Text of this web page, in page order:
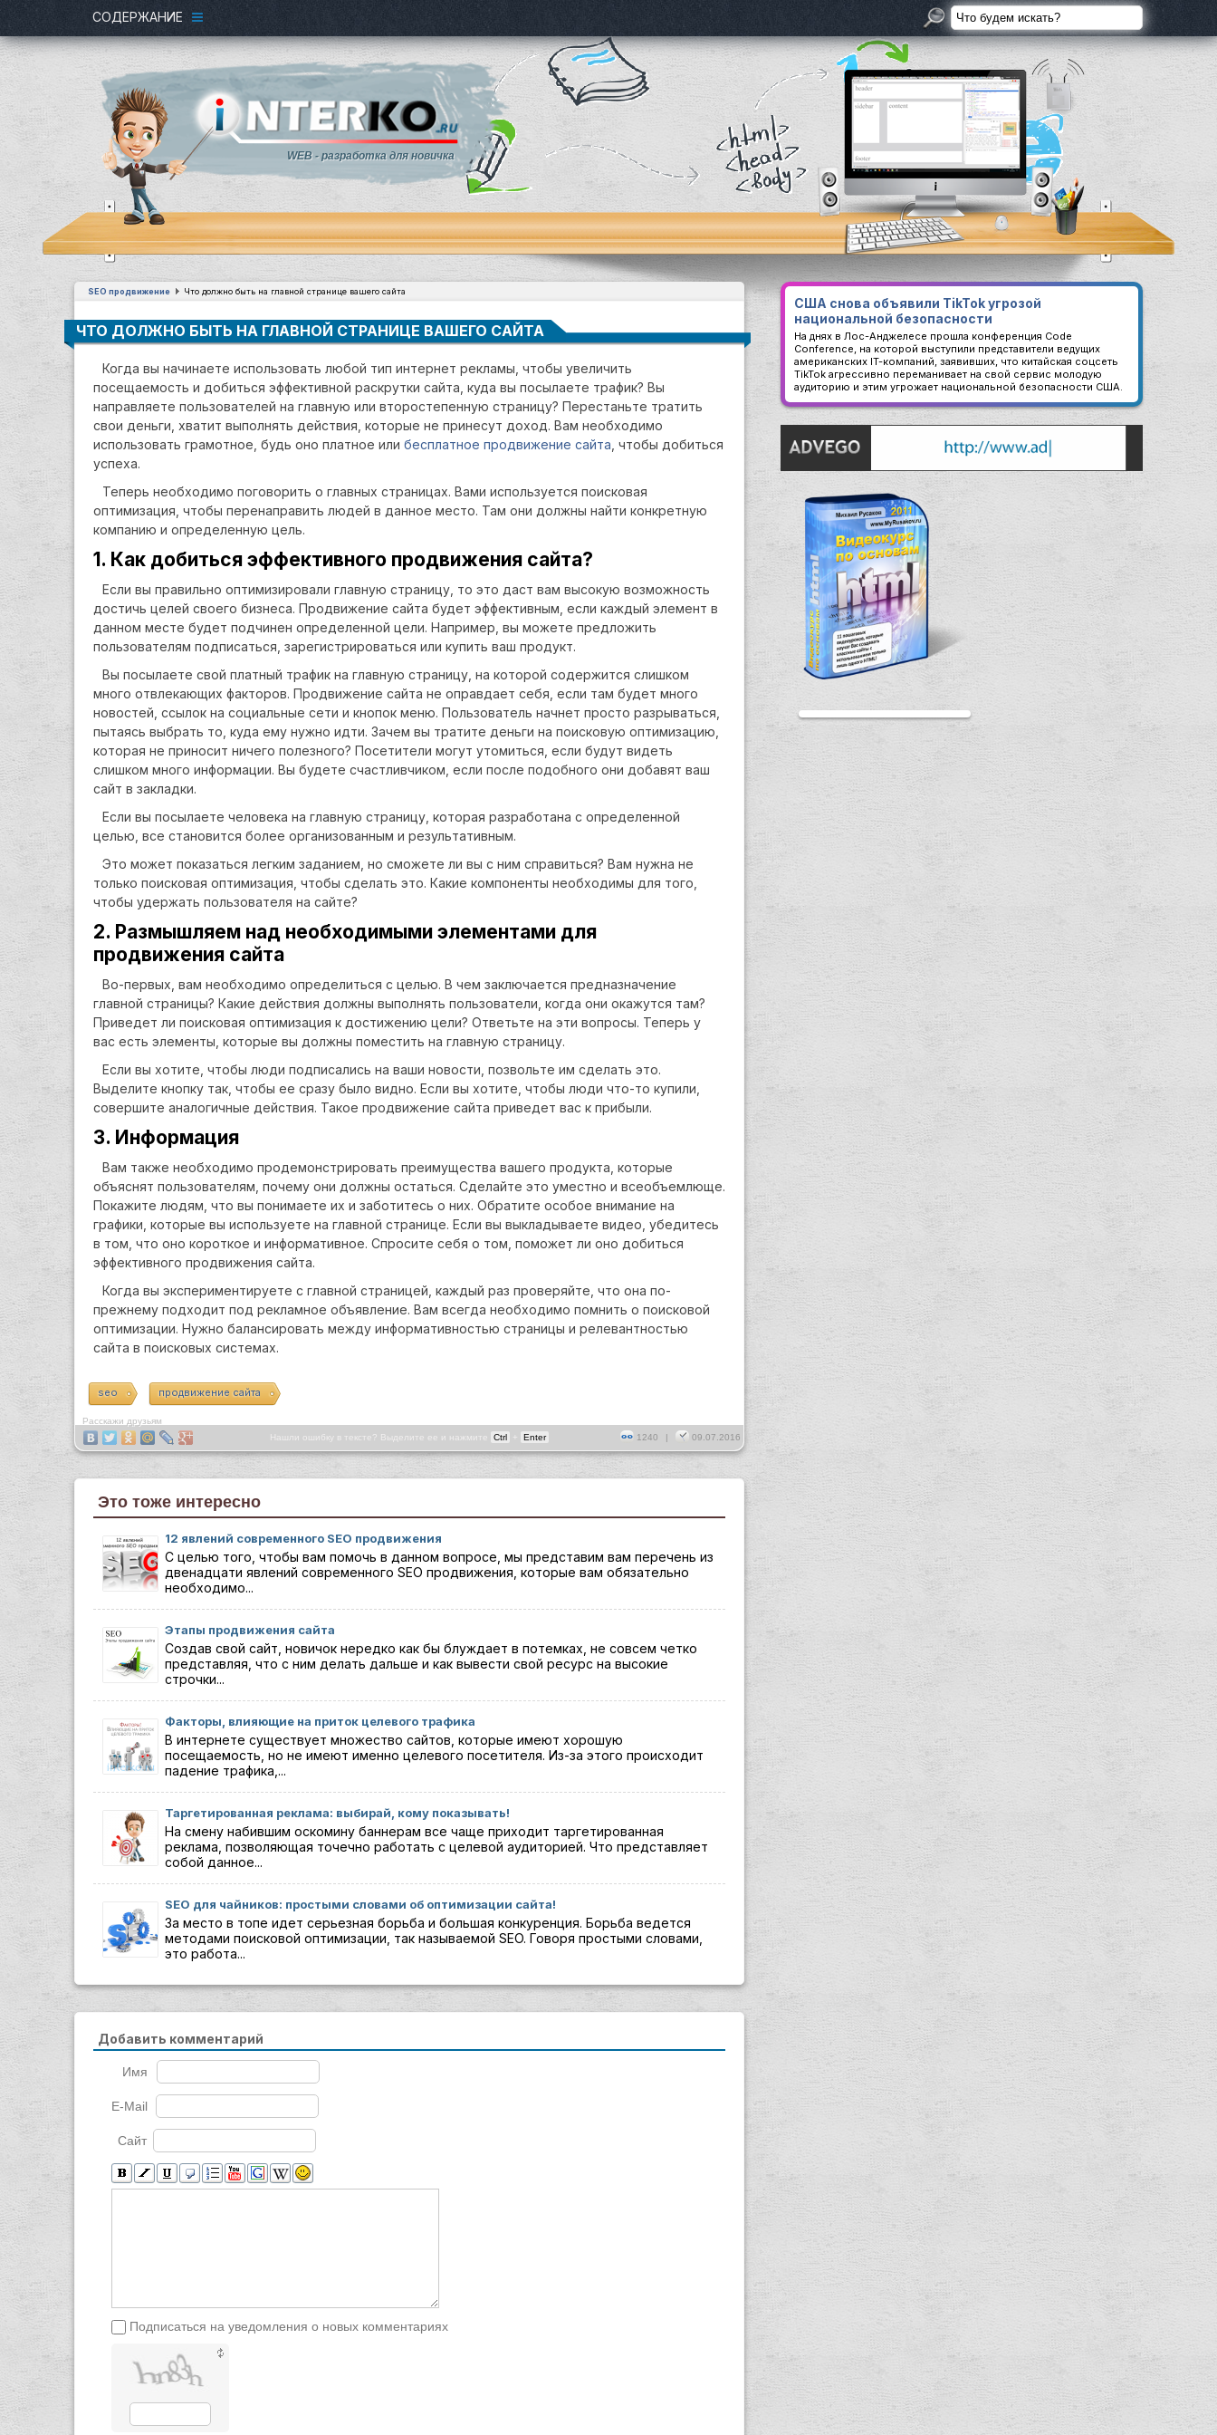
СОДЕРЖАНИЕ
WEB - разработка для новичка
SEO продвижение Что должно быть на главной странице вашего сайта
ЧТО ДОЛЖНО БЫТЬ НА ГЛАВНОЙ СТРАНИЦЕ ВАШЕГО САЙТА
Когда вы начинаете использовать любой тип интернет рекламы, чтобы увеличить
посещаемость и добиться эффективной раскрутки сайта, куда вы посылаете трафик? Вы
направляете пользователей на главную или второстепенную страницу? Перестаньте тратить
свои деньги, хватит выполнять действия, которые не принесут доход. Вам необходимо
использовать грамотное, будь оно платное или бесплатное продвижение сайта , чтобы добиться
успеха.
Теперь необходимо поговорить о главных страницах. Вами используется поисковая
оптимизация, чтобы перенаправить людей в данное место. Там они должны найти конкретную
компанию и определенную цель.
1. Как добиться эффективного продвижения сайта?
Если вы правильно оптимизировали главную страницу, то это даст вам высокую возможность
достичь целей своего бизнеса. Продвижение сайта будет эффективным, если каждый элемент в
данном месте будет подчинен определенной цели. Например, вы можете предложить
пользователям подписаться, зарегистрироваться или купить ваш продукт.
Вы посылаете свой платный трафик на главную страницу, на которой содержится слишком
много отвлекающих факторов. Продвижение сайта не оправдает себя, если там будет много
новостей, ссылок на социальные сети и кнопок меню. Пользователь начнет просто разрываться,
пытаясь выбрать то, куда ему нужно идти. Зачем вы тратите деньги на поисковую оптимизацию,
которая не приносит ничего полезного? Посетители могут утомиться, если будут видеть
слишком много информации. Вы будете счастливчиком, если после подобного они добавят ваш
сайт в закладки.
Если вы посылаете человека на главную страницу, которая разработана с определенной
целью, все становится более организованным и результативным.
Это может показаться легким заданием, но сможете ли вы с ним справиться? Вам нужна не
только поисковая оптимизация, чтобы сделать это. Какие компоненты необходимы для того,
чтобы удержать пользователя на сайте?
2. Размышляем над необходимыми элементами для
продвижения сайта
Во-первых, вам необходимо определиться с целью. В чем заключается предназначение
главной страницы? Какие действия должны выполнять пользователи, когда они окажутся там?
Приведет ли поисковая оптимизация к достижению цели? Ответьте на эти вопросы. Теперь у
вас есть элементы, которые вы должны поместить на главную страницу.
Если вы хотите, чтобы люди подписались на ваши новости, позвольте им сделать это.
Выделите кнопку так, чтобы ее сразу было видно. Если вы хотите, чтобы люди что-то купили,
совершите аналогичные действия. Такое продвижение сайта приведет вас к прибыли.
3. Информация
Вам также необходимо продемонстрировать преимущества вашего продукта, которые
объяснят пользователям, почему они должны остаться. Сделайте это уместно и всеобъемлюще.
Покажите людям, что вы понимаете их и заботитесь о них. Обратите особое внимание на
графики, которые вы используете на главной странице. Если вы выкладываете видео, убедитесь
в том, что оно короткое и информативное. Спросите себя о том, поможет ли оно добиться
эффективного продвижения сайта.
Когда вы экспериментируете с главной страницей, каждый раз проверяйте, что она по-
прежнему подходит под рекламное объявление. Вам всегда необходимо помнить о поисковой
оптимизации. Нужно балансировать между информативностью страницы и релевантностью
сайта в поисковых системах.
seo продвижение сайта
Расскажи друзьям
Нашли ошибку в тексте? Выделите ее и нажмите
Ctrl + Enter 1240 | 09.07.2016
Это тоже интересно
12 явлений современного SEO продвижения
С целью того, чтобы вам помочь в данном вопросе, мы представим вам перечень из
двенадцати явлений современного SEO продвижения, которые вам обязательно
необходимо...
Этапы продвижения сайта
Создав свой сайт, новичок нередко как бы блуждает в потемках, не совсем четко
представляя, что с ним делать дальше и как вывести свой ресурс на высокие
строчки...
Факторы, влияющие на приток целевого трафика
В интернете существует множество сайтов, которые имеют хорошую
посещаемость, но не имеют именно целевого посетителя. Из-за этого происходит
падение трафика,...
Таргетированная реклама: выбирай, кому показывать!
На смену набившим оскомину баннерам все чаще приходит таргетированная
реклама, позволяющая точечно работать с целевой аудиторией. Что представляет
собой данное...
SEO для чайников: простыми словами об оптимизации сайта!
За место в топе идет серьезная борьба и большая конкуренция. Борьба ведется
методами поисковой оптимизации, так называемой SEO. Говоря простыми словами,
это работа...
Добавить комментарий
Имя
E-Mail
Сайт
Подписаться на уведомления о новых комментариях
США снова объявили TikTok угрозой
национальной безопасности
На днях в Лос-Анджелесе прошла конференция Code
Conference, на которой выступили представители ведущих
американских IT-компаний, заявивших, что китайская соцсеть
TikTok агрессивно переманивает на свой сервис молодую
аудиторию и этим угрожает национальной безопасности США.